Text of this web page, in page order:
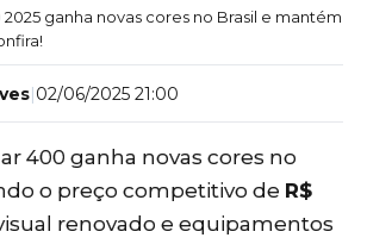
ganha novas cores no Brasil e mantém
|02/06/2025 21:00
400 ganha novas cores no
o preço competitivo de R$
renovado e equipamentos